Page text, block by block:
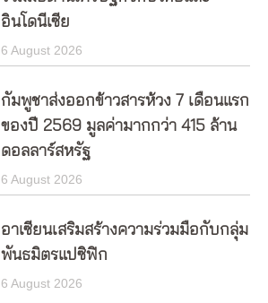
อินโดนีเซีย
6 August 2026
กัมพูชาส่งออกข้าวสารห้วง 7 เดือนแรก
ของปี 2569 มูลค่ามากกว่า 415 ล้าน
ดอลลาร์สหรัฐ
6 August 2026
อาเซียนเสริมสร้างความร่วมมือกับกลุ่ม
พันธมิตรแปซิฟิก
6 August 2026